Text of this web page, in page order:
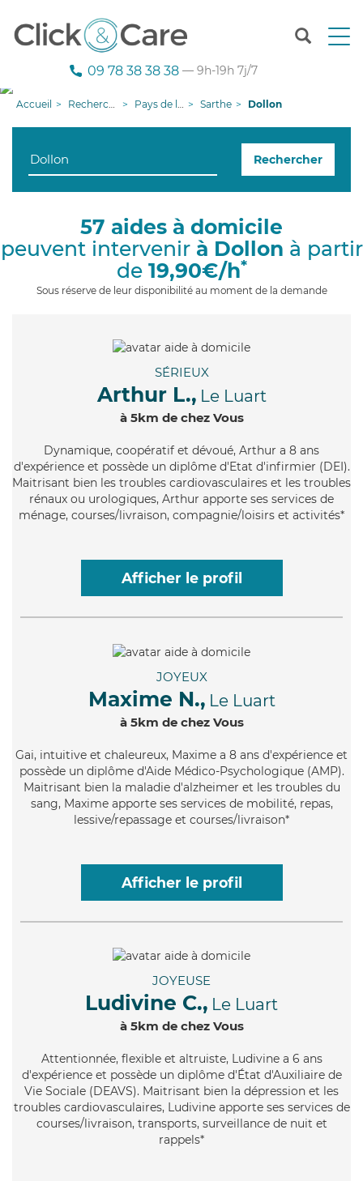
T
n
g
i
09 78 38 38 38 — 9h-19h 7j/7
Accueil Recherche aide à domicile Pays de la Loire Sarthe Dollon
Rechercher
57 aides à domicile
peuvent intervenir à Dollon à partir
de 19,90€/h*
Sous réserve de leur disponibilité au moment de la demande
SÉRIEUX
Arthur L., Le Luart
à 5km de chez Vous
Dynamique, coopératif et dévoué, Arthur a 8 ans
d'expérience et possède un diplôme d'Etat d'infirmier (DEI).
Maitrisant bien les troubles cardiovasculaires et les troubles
rénaux ou urologiques, Arthur apporte ses services de
ménage, courses/livraison, compagnie/loisirs et activités*
Afficher le profil
JOYEUX
Maxime N., Le Luart
à 5km de chez Vous
Gai, intuitive et chaleureux, Maxime a 8 ans d'expérience et
possède un diplôme d'Aide Médico-Psychologique (AMP).
Maitrisant bien la maladie d'alzheimer et les troubles du
sang, Maxime apporte ses services de mobilité, repas,
lessive/repassage et courses/livraison*
Afficher le profil
JOYEUSE
Ludivine C., Le Luart
à 5km de chez Vous
Attentionnée, flexible et altruiste, Ludivine a 6 ans
d'expérience et possède un diplôme d'État d'Auxiliaire de
Vie Sociale (DEAVS). Maitrisant bien la dépression et les
troubles cardiovasculaires, Ludivine apporte ses services de
courses/livraison, transports, surveillance de nuit et
rappels*